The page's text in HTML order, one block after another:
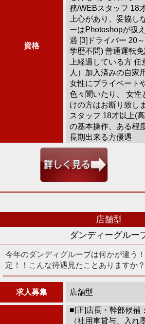
資格
務/WEBスタッフ 18
上心があり、妥協
ーはPhotoshopが扱
遇 [3]ドライバー 20
学歴不問) 普通運転
上経過している方
人）加入済みの自家
女性にプライベート
色々聞いたり、 女性
けの方はお断り致し
スタッフ 18才以上(
の基本操作、ある程
長期出来る方優遇
店舗型
ダンディーグルー
今年のダンディグループは何かが違う
定！！こんな待遇見たことありますか？
求人募集 店舗型
■[正]店長・幹部候補
（社用車貸与、入れ